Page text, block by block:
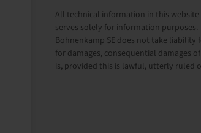
All technical information in this
serves solely for information purposes.
Bohnenkamp SE does not take
for damages, consequential damages
is, provided this is lawful, utterly ruled